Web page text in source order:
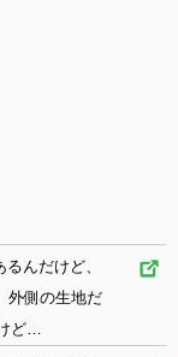
んだけど、
外側の生地だ
ど…